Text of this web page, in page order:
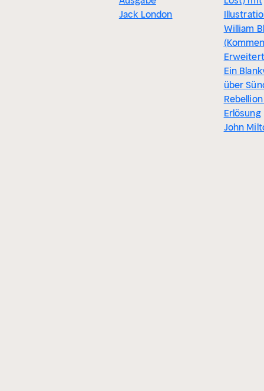
Jack London
William
Ein
über
Erlösung
John